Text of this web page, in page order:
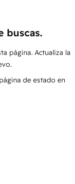
buscas.
página. Actualiza la
de estado en